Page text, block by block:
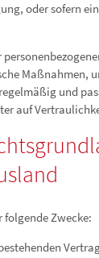
oder sofern
Maßnahmen,
und
auf
Zwecke: